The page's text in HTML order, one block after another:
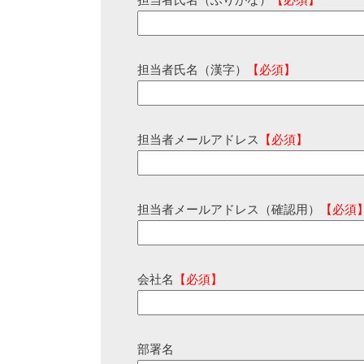
担当者氏名（漢字） 【必須】
担当者メールアドレス 【必須】
担当者メールアドレス（確認用） 【必須
会社名 【必須】
部署名